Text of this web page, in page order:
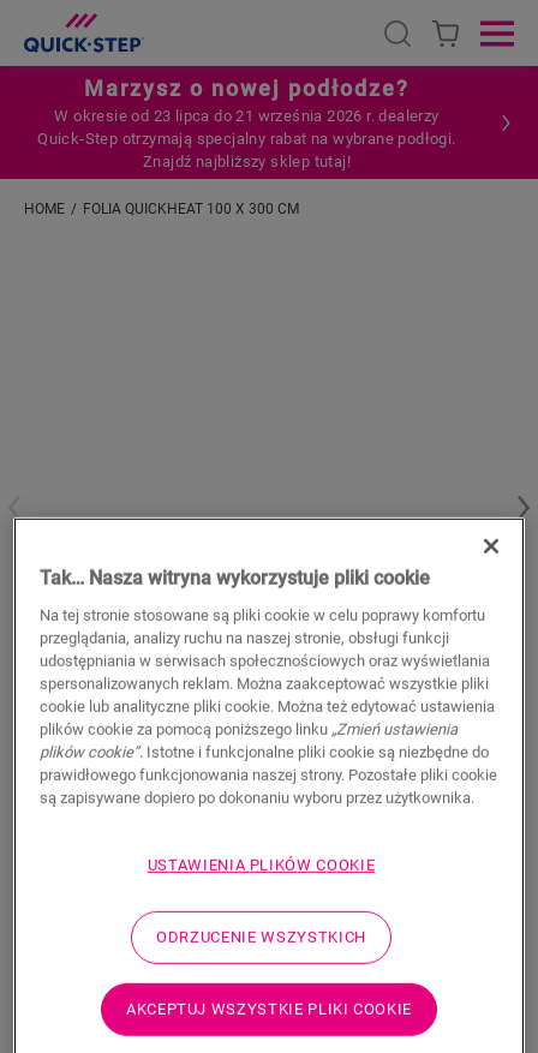
Open search
Marzysz o nowej podłodze?
W okresie od 23 lipca do 21 września 2026 r. dealerzy
Quick‑Step otrzymają specjalny rabat na wybrane podłogi.
Znajdź najbliższy sklep tutaj!
HOME FOLIA QUICKHEAT 100 X 300 CM
Folia QuickHeat 100 x 300 cm
AKCESORIA DO PODŁOGI LAMINOWANEJ
NEUDLQH100X300
839,95PLN/Sztuki
Sugerowana cena brutto
Tak… Nasza witryna wykorzystuje pliki cookie
Na tej stronie stosowane są pliki cookie w celu poprawy komfortu
przeglądania, analizy ruchu na naszej stronie, obsługi funkcji
udostępniania w serwisach społecznościowych oraz wyświetlania
spersonalizowanych reklam. Można zaakceptować wszystkie pliki
cookie lub analityczne pliki cookie. Można też edytować ustawienia
plików cookie za pomocą poniższego linku „Zmień ustawienia
plików cookie”. Istotne i funkcjonalne pliki cookie są niezbędne do
prawidłowego funkcjonowania naszej strony. Pozostałe pliki cookie
są zapisywane dopiero po dokonaniu wyboru przez użytkownika.
USTAWIENIA PLIKÓW COOKIE
ODRZUCENIE WSZYSTKICH
AKCEPTUJ WSZYSTKIE PLIKI COOKIE